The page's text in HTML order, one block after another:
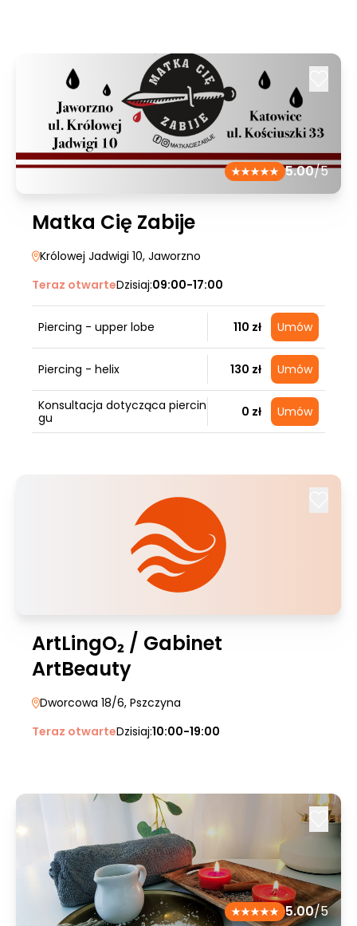
5.00/5
Matka Cię Zabije
Królowej Jadwigi 10, Jaworzno
Teraz otwarteDzisiaj:09:00-17:00
Piercing - upper lobe 110 zł Umów
Piercing - helix 130 zł Umów
Konsultacja dotycząca piercin
gu
0 zł Umów
ArtLingO₂ / Gabinet
ArtBeauty
Dworcowa 18/6, Pszczyna
Teraz otwarteDzisiaj:10:00-19:00
5.00/5